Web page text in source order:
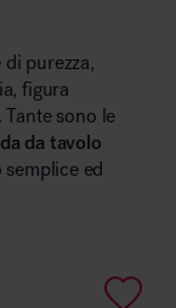
purezza,
figura
sono le
da tavolo
ed